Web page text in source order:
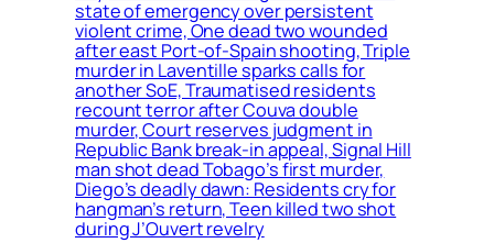
state of emergency over persistent
violent crime, One dead two wounded
after east Port-of-Spain shooting, Triple
murder in Laventille sparks calls for
another SoE, Traumatised residents
recount terror after Couva double
murder, Court reserves judgment in
Republic Bank break-in appeal, Signal Hill
man shot dead Tobago’s first murder,
Diego’s deadly dawn: Residents cry for
hangman’s return, Teen killed two shot
during J’Ouvert revelry